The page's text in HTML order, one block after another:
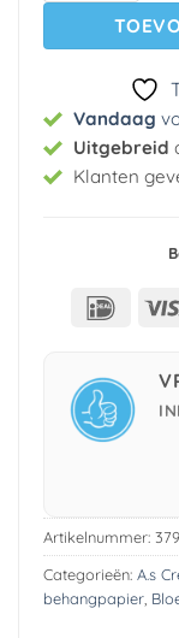
Vandaag
Uitgebreid
Klanten
IDeal
Artikelnummer:
Categorieën: A.s
behangpapier,